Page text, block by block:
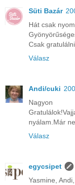
Süti Bazár
Hát csak
Csak
Válasz
Andi/cuki
Nagyon
nyálam.Már
Válasz
egycsipet
Yasmine,